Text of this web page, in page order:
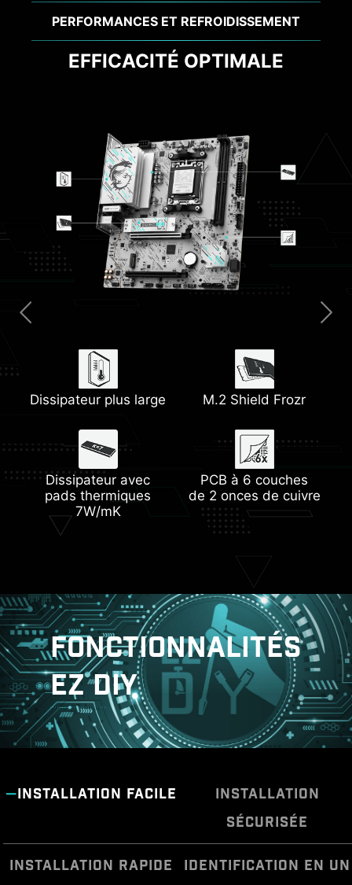
PERFORMANCES ET REFROIDISSEMENT
EFFICACITÉ OPTIMALE
Dissipateur plus large M.2 Shield Frozr
Dissipateur avec
pads thermiques
7W/mK
PCB à 6 couches
de 2 onces de cuivre
HDMI 2.1 2,5G LAN
Wi-Fi 6E Mémoire DDR5
Panneau E/S
Steel Armor
EZ Debug LED EZ PCIe Clip II
FONCTIONNALITÉS
EZ DIY
INSTALLATION FACILE
INSTALLATION
SÉCURISÉE
INSTALLATION RAPIDE IDENTIFICATION EN UN